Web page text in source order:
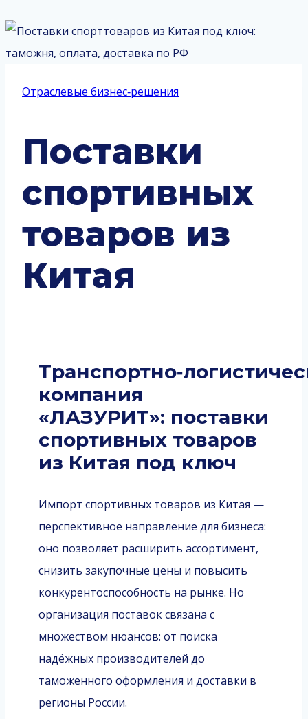
Отраслевые бизнес‑решения
Поставки
спортивных
товаров из
Китая
компания
«ЛАЗУРИТ»: поставки
спортивных товаров
из Китая под ключ
Импорт спортивных товаров из Китая —
перспективное направление для бизнеса:
оно позволяет расширить ассортимент,
снизить закупочные цены и повысить
конкурентоспособность на рынке. Но
организация поставок связана с
множеством нюансов: от поиска
надёжных производителей до
таможенного оформления и доставки в
регионы России.